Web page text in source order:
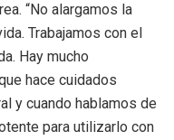
“No alargamos la
Trabajamos con el
Hay mucho
hace cuidados
y cuando hablamos de
para utilizarlo con